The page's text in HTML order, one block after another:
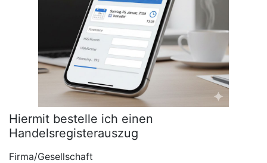
Hiermit bestelle ich einen
Handelsregisterauszug
Firma/Gesellschaft